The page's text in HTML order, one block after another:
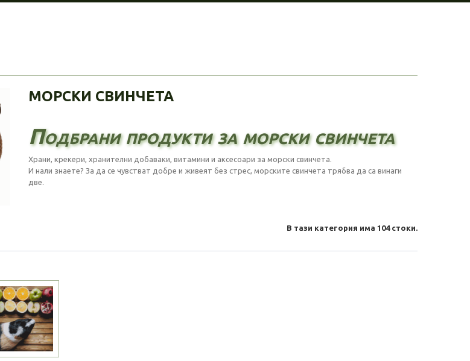
МОРСКИ СВИНЧЕТА
Подбрани продукти за морски свинчета
Храни, крекери, хранителни добаваки, витамини и аксесоари за морски свинчета.
И нали знаете? За да се чувстват добре и живеят без стрес, морските свинчета трябва да са винаги
две.
В тази категория има 104 стоки.